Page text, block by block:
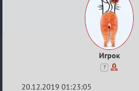
Игрок
7
20.12.2019 01:23:05